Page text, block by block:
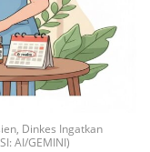
Dinkes Ingatkan
AI/GEMINI)